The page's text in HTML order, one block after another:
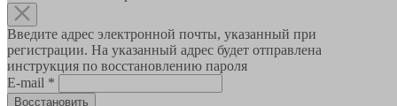
Введите адрес электронной почты, указанный при
регистрации. На указанный адрес будет отправлена
инструкция по восстановлению пароля
E-mail *